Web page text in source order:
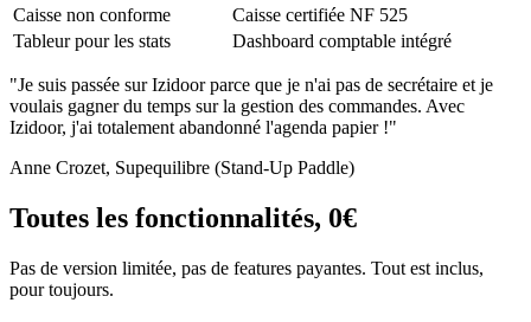
Caisse non conforme
Caisse certifiée NF 525
Tableur pour les stats
Dashboard comptable intégré
"Je suis passée sur Izidoor parce que je n'ai pas de secrétaire et je
voulais gagner du temps sur la gestion des commandes. Avec
Izidoor, j'ai totalement abandonné l'agenda papier !"
Anne Crozet, Supequilibre (Stand-Up Paddle)
Toutes les fonctionnalités, 0€
Pas de version limitée, pas de features payantes. Tout est inclus,
pour toujours.